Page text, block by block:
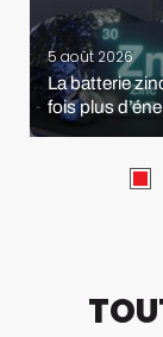
5 août 2026
La batterie
fois plus